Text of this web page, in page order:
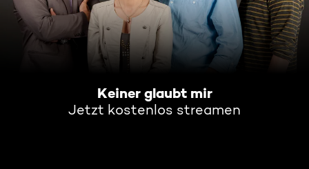
Keiner glaubt mir
Jetzt kostenlos streamen